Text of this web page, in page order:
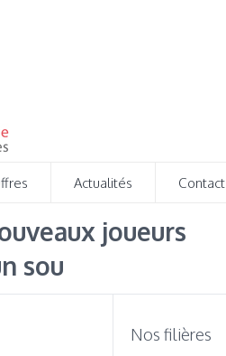
Actualités Contact
joueurs
sou
Nos filières